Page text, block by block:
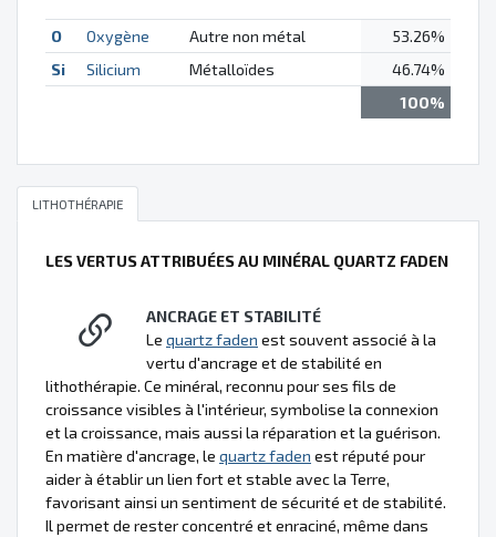
O Oxygène Autre non métal
53.26%
Si
Silicium Métalloïdes
46.74%
100%
LITHOTHÉRAPIE
LES VERTUS ATTRIBUÉES AU MINÉRAL QUARTZ FADEN
ANCRAGE ET STABILITÉ
Le quartz faden est souvent associé à la
vertu d'ancrage et de stabilité en
lithothérapie. Ce minéral, reconnu pour ses fils de
croissance visibles à l'intérieur, symbolise la connexion
et la croissance, mais aussi la réparation et la guérison.
En matière d'ancrage, le quartz faden est réputé pour
aider à établir un lien fort et stable avec la Terre,
favorisant ainsi un sentiment de sécurité et de stabilité.
Il permet de rester concentré et enraciné, même dans